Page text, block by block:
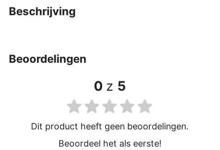
beschrijving
beoordelingen
0 z 5
Dit product heeft geen beoordelingen.
Beoordeel het als eerste!